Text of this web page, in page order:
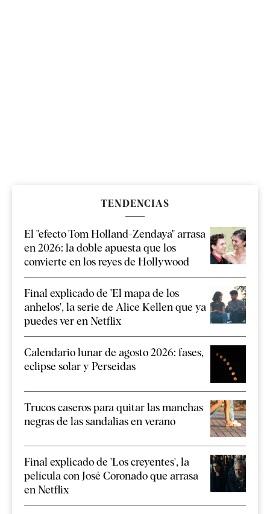
TENDENCIAS
El "efecto Tom Holland-Zendaya" arrasa
en 2026: la doble apuesta que los
convierte en los reyes de Hollywood
Final explicado de 'El mapa de los
anhelos', la serie de Alice Kellen que ya
puedes ver en Netflix
Calendario lunar de agosto 2026: fases,
eclipse solar y Perseidas
Trucos caseros para quitar las manchas
negras de las sandalias en verano
Final explicado de 'Los creyentes', la
película con José Coronado que arrasa
en Netflix